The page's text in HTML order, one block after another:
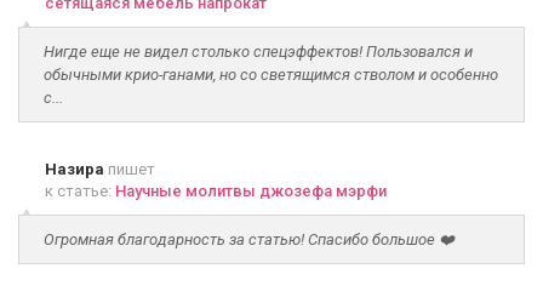
Нигде еще не видел столько спецэффектов! Пользовался и
обычными крио-ганами, но со светящимся стволом и особенно
с...
Назира пишет
к статье: Научные молитвы джозефа мэрфи
Огромная благодарность за статью! Спасибо большое ❤️